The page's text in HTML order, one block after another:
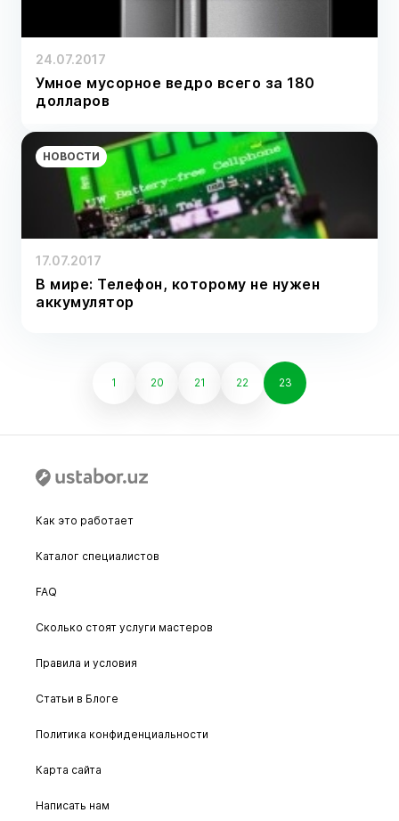
24.07.2017
Умное мусорное ведро всего за 180
долларов
НОВОСТИ
17.07.2017
В мире: Телефон, которому не нужен
аккумулятор
1 20 21 22 23
Как это работает
Каталог специалистов
FAQ
Сколько стоят услуги мастеров
Правила и условия
Статьи в Блоге
Политика конфиденциальности
Карта сайта
Написать нам